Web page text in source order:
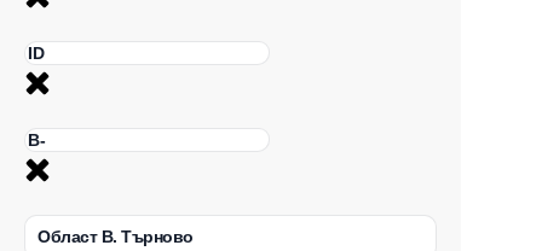
Област В. Търново